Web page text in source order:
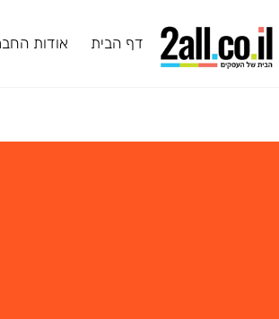
דף הבית אודות החברה